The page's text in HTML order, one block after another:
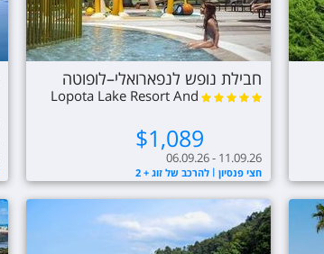
חבילת נופש לנפארואלי–לופוטה
Lopota Lake Resort And
$1,089
חצי פנסיון להרכב של זוג + 2
06.09.26 - 11.09.26